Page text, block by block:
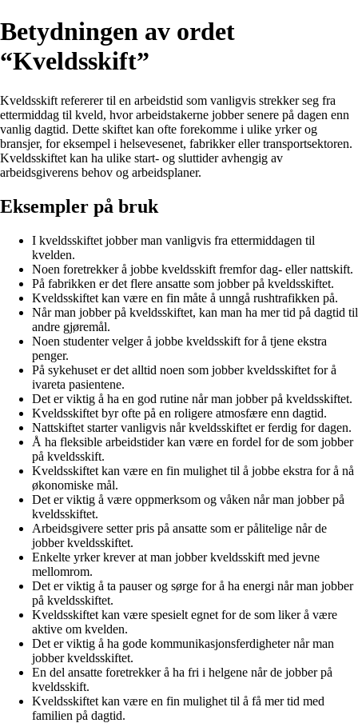
Betydningen av ordet
“Kveldsskift”
Kveldsskift refererer til en arbeidstid som vanligvis strekker seg fra
ettermiddag til kveld, hvor arbeidstakerne jobber senere på dagen enn
vanlig dagtid. Dette skiftet kan ofte forekomme i ulike yrker og
bransjer, for eksempel i helsevesenet, fabrikker eller transportsektoren.
Kveldsskiftet kan ha ulike start- og sluttider avhengig av
arbeidsgiverens behov og arbeidsplaner.
Eksempler på bruk
I kveldsskiftet jobber man vanligvis fra ettermiddagen til
kvelden.
Noen foretrekker å jobbe kveldsskift fremfor dag- eller nattskift.
På fabrikken er det flere ansatte som jobber på kveldsskiftet.
Kveldsskiftet kan være en fin måte å unngå rushtrafikken på.
Når man jobber på kveldsskiftet, kan man ha mer tid på dagtid til
andre gjøremål.
Noen studenter velger å jobbe kveldsskift for å tjene ekstra
penger.
På sykehuset er det alltid noen som jobber kveldsskiftet for å
ivareta pasientene.
Det er viktig å ha en god rutine når man jobber på kveldsskiftet.
Kveldsskiftet byr ofte på en roligere atmosfære enn dagtid.
Nattskiftet starter vanligvis når kveldsskiftet er ferdig for dagen.
Å ha fleksible arbeidstider kan være en fordel for de som jobber
på kveldsskift.
Kveldsskiftet kan være en fin mulighet til å jobbe ekstra for å nå
økonomiske mål.
Det er viktig å være oppmerksom og våken når man jobber på
kveldsskiftet.
Arbeidsgivere setter pris på ansatte som er pålitelige når de
jobber kveldsskiftet.
Enkelte yrker krever at man jobber kveldsskift med jevne
mellomrom.
Det er viktig å ta pauser og sørge for å ha energi når man jobber
på kveldsskiftet.
Kveldsskiftet kan være spesielt egnet for de som liker å være
aktive om kvelden.
Det er viktig å ha gode kommunikasjonsferdigheter når man
jobber kveldsskiftet.
En del ansatte foretrekker å ha fri i helgene når de jobber på
kveldsskift.
Kveldsskiftet kan være en fin mulighet til å få mer tid med
familien på dagtid.